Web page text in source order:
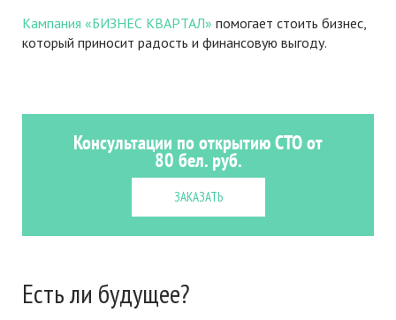
Кампания «БИЗНЕС КВАРТАЛ» помогает стоить бизнес,
который приносит радость и финансовую выгоду.
Консультации по открытию СТО от
80 бел. руб.
ЗАКАЗАТЬ
Есть ли будущее?